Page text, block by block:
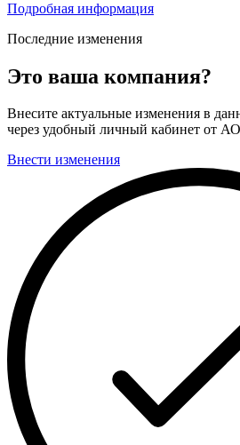
Подробная информация
Последние изменения
Это ваша компания?
Внесите актуальные изменения в
через удобный личный кабинет от
Внести изменения